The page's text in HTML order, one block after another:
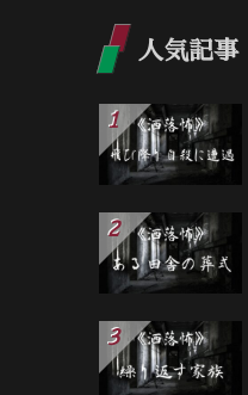
人気記事